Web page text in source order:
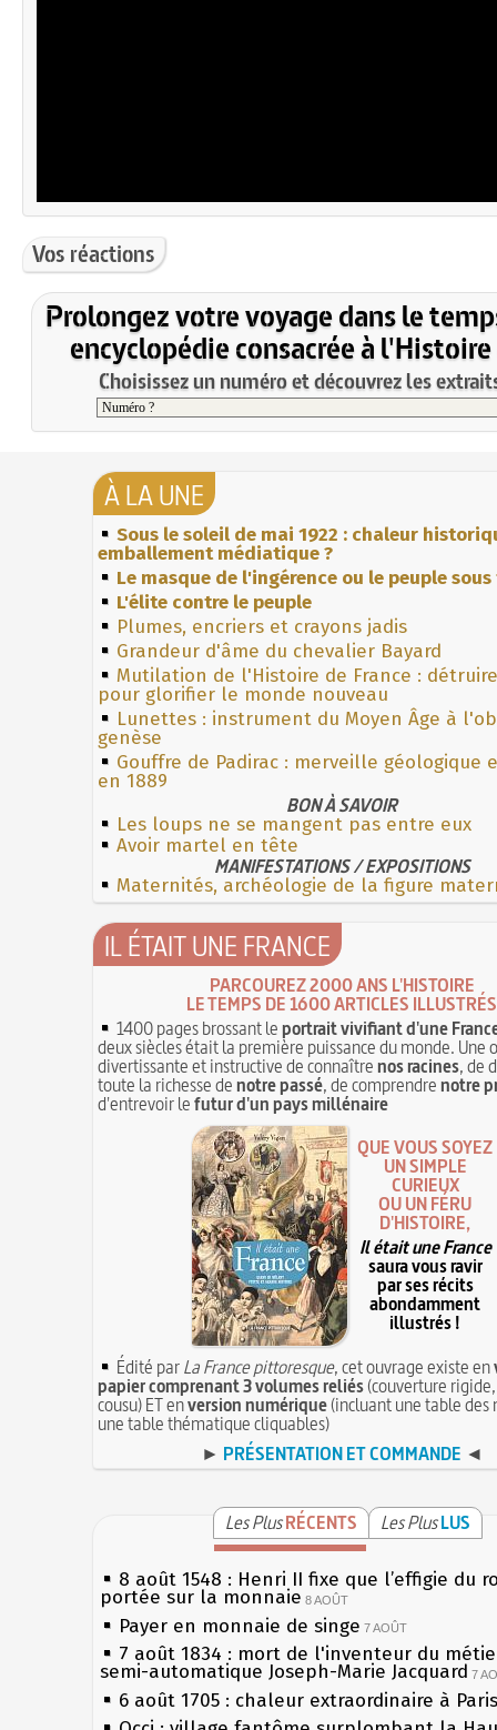
Vos réactions
Prolongez votre voyage dans le
encyclopédie consacrée à l'Histoire
Choisissez un numéro et découvrez les
À LA UNE
Sous le soleil de mai 1922 : chaleur
emballement médiatique ?
Le masque de l'ingérence ou le peuple
L'élite contre le peuple
Plumes, encriers et crayons jadis
Grandeur d'âme du chevalier Bayard
Mutilation de l'Histoire de France :
pour glorifier le monde nouveau
Lunettes : instrument du Moyen Âge à
genèse
Gouffre de Padirac : merveille géologique
en 1889
BON À SAVOIR
Les loups ne se mangent pas entre eux
Avoir martel en tête
MANIFESTATIONS / EXPOSITIONS
Maternités, archéologie de la figure
IL ÉTAIT UNE FRANCE
PARCOUREZ 2000 ANS L'HISTOIRE
LE TEMPS DE 1600 ARTICLES ILLUSTRÉS
1400 pages brossant leportrait vivifiant d'une
deux siècles était la première puissance du monde. Une
divertissante et instructive de connaîtrenos racines, de
toute la richesse denotre passé, de comprendrenotre
d'entrevoir lefutur d'un pays millénaire
QUE VOUS SOYEZ
UN SIMPLE
CURIEUX
OU UN FÉRU
D'HISTOIRE,
Il était une France
saura vous ravir
par ses récits
abondamment
illustrés !
Édité parLa France pittoresque, cet ouvrage existe en
papier comprenant 3 volumes reliés(couverture
cousu) ET enversion numérique(incluant une table des
une table thématique cliquables)
► PRÉSENTATION ET COMMANDE ◄
Les PlusRÉCENTS Les PlusLUS
8 août 1548 : Henri II fixe que l’effigie du
portée sur la monnaie 8 AOÛT
Payer en monnaie de singe 7 AOÛT
7 août 1834 : mort de l'inventeur du
semi-automatique Joseph-Marie Jacquard 7
6 août 1705 : chaleur extraordinaire à Paris